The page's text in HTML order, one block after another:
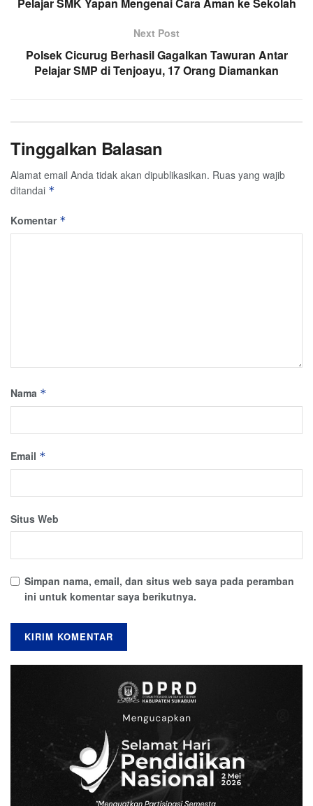
Next Post
Polsek Cicurug Berhasil Gagalkan Tawuran Antar
Pelajar SMP di Tenjoayu, 17 Orang Diamankan
Tinggalkan Balasan
Alamat email Anda tidak akan dipublikasikan. Ruas yang wajib
ditandai *
Komentar *
Nama *
Email *
Situs Web
Simpan nama, email, dan situs web saya pada peramban
ini untuk komentar saya berikutnya.